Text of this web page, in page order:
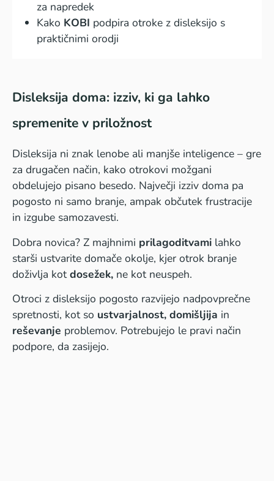
za napredek
Kako KOBI podpira otroke z disleksijo s
praktičnimi orodji
Disleksija doma: izziv, ki ga lahko
spremenite v priložnost
Disleksija ni znak lenobe ali manjše inteligence – gre
za drugačen način, kako otrokovi možgani
obdelujejo pisano besedo. Največji izziv doma pa
pogosto ni samo branje, ampak občutek frustracije
in izgube samozavesti.
Dobra novica? Z majhnimi prilagoditvami lahko
starši ustvarite domače okolje, kjer otrok branje
doživlja kotdosežek, ne kot neuspeh.
Otroci z disleksijo pogosto razvijejo nadpovprečne
spretnosti, kot so ustvarjalnost, domišljija in
reševanje problemov. Potrebujejo le pravi način
podpore, da zasijejo.